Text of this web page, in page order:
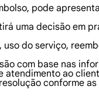
pode
uma decisão em
do serviço,
com base nas
ao
conforme